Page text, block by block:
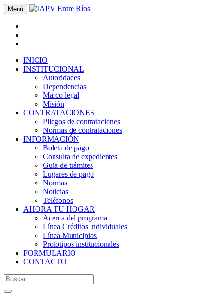
Menú
INICIO
INSTITUCIONAL
Autoridades
Dependencias
Marco legal
Misión
CONTRATACIONES
Pliegos de contrataciones
Normas de contrataciones
INFORMACIÓN
Boleta de pago
Consulta de expedientes
Guía de trámites
Lugares de pago
Normas
Noticias
Teléfonos
AHORA TU HOGAR
Acerca del programa
Línea Créditos individuales
Línea Municipios
Prototipos institucionales
FORMULARIO
CONTACTO